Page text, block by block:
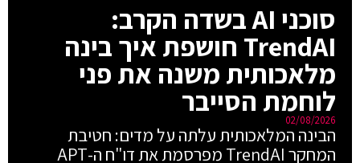
סוכני AI בשדה הקרב:
TrendAI חושפת איך בינה
מלאכותית משנה את פני
לוחמת הסייבר
02/08/2026
הבינה המלאכותית עלתה על מדים: חטיבת
המחקר TrendAI מפרסמת את דו"ח ה-APT